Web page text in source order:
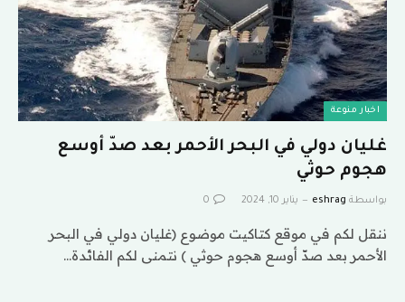
اخبار منوعة
غليان دولي في البحر الأحمر بعد صدّ أوسع
هجوم حوثي
بواسطة eshrag يناير 10, 2024 0
ننقل لكم في موقع كتاكيت موضوع (غليان دولي في البحر
الأحمر بعد صدّ أوسع هجوم حوثي ) نتمنى لكم الفائدة…